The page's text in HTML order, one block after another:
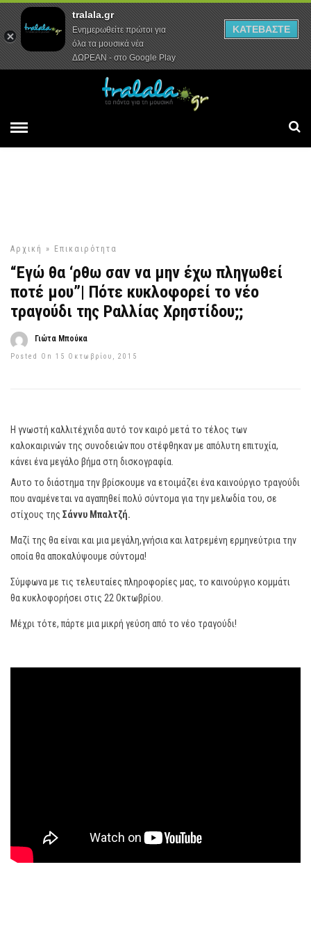
Αρχική Συνεντεύξεις Ρεπορτάζ
Αρχική » Επικαιρότητα
“Εγώ θα ‘ρθω σαν να μην έχω πληγωθεί
ποτέ μου”| Πότε κυκλοφορεί το νέο
τραγούδι της Ραλλίας Χρηστίδου;;
Γιώτα Μπούκα
Posted On 15 Οκτωβρίου, 2015
Η γνωστή καλλιτέχνιδα αυτό τον καιρό μετά το τέλος των
καλοκαιρινών της συνοδειών που στέφθηκαν με απόλυτη επιτυχία,
κάνει ένα μεγάλο βήμα στη δισκογραφία.
Αυτο το διάστημα την βρίσκουμε να ετοιμάζει ένα καινούργιο τραγούδι
που αναμένεται να αγαπηθεί πολύ σύντομα για την μελωδία του, σε
στίχους της Σάννυ Μπαλτζή.
Μαζί της θα είναι και μια μεγάλη,γνήσια και λατρεμένη ερμηνεύτρια την
οποία θα αποκαλύψουμε σύντομα!
Σύμφωνα με τις τελευταίες πληροφορίες μας, το καινούργιο κομμάτι
θα κυκλοφορήσει στις 22 Οκτωβρίου.
Μέχρι τότε, πάρτε μια μικρή γεύση από το νέο τραγούδι!
tralala.gr
Ενημερωθείτε πρώτοι για
όλα τα μουσικά νέα
ΔΩΡΕΑΝ - στο Google Play
ΚΑΤΕΒΑΣΤΕ